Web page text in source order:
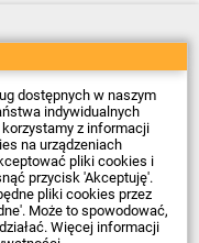
dostępnych w naszym
indywidualnych
z informacji
na urządzeniach
pliki cookies i
przycisk 'Akceptuję'.
pliki cookies przez
Może to spowodować,
Więcej informacji